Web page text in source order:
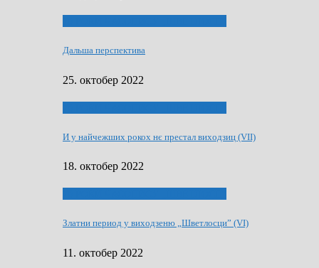
Дальша перспектива
25. октобер 2022
И у найчежших рокох нє престал виходзиц (VII)
18. октобер 2022
Златни период у виходзеню „Шветлосци” (VI)
11. октобер 2022